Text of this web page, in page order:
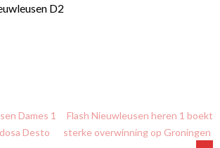
D2
Dames 1
Desto
Flash Nieuwleusen heren 1 boekt
sterke overwinning op Groningen